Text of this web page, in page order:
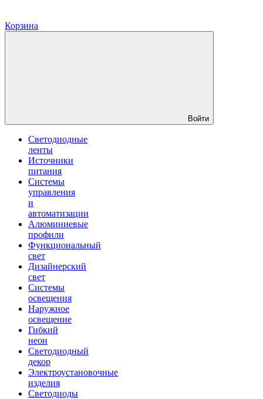
Корзина
Войти
Светодиодные
ленты
Источники
питания
Системы
управления
и
автоматизации
Алюминиевые
профили
Функциональный
свет
Дизайнерский
свет
Системы
освещения
Наружное
освещение
Гибкий
неон
Светодиодный
декор
Электроустановочные
изделия
Светодиоды